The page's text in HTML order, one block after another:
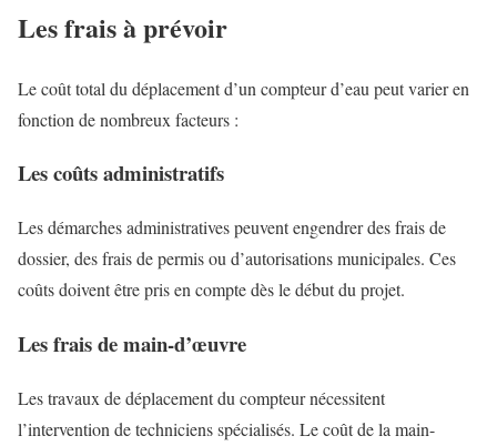
Les frais à prévoir
Le coût total du déplacement d’un compteur d’eau peut varier en
fonction de nombreux facteurs :
Les coûts administratifs
Les démarches administratives peuvent engendrer des frais de
dossier, des frais de permis ou d’autorisations municipales. Ces
coûts doivent être pris en compte dès le début du projet.
Les frais de main-d’œuvre
Les travaux de déplacement du compteur nécessitent
l’intervention de techniciens spécialisés. Le coût de la main-